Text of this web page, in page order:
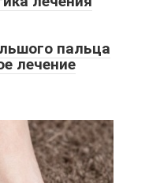
пальца
лечение